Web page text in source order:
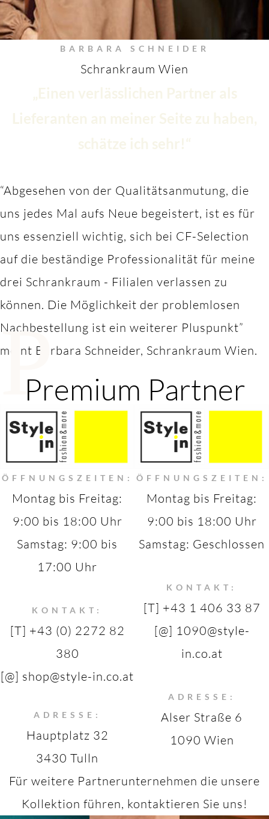
BARBARA SCHNEIDER
Schrankraum Wien
„Einen verlässlichen Partner als
Lieferanten an meiner Seite zu haben,
schätze ich sehr!“
“Abgesehen von der Qualitätsanmutung, die
uns jedes Mal aufs Neue begeistert, ist es für
uns essenziell wichtig, sich bei CF-Selection
auf die beständige Professionalität für meine
drei Schrankraum - Filialen verlassen zu
können. Die Möglichkeit der problemlosen
Nachbestellung ist ein weiterer Pluspunkt”
meint Barbara Schneider, Schrankraum Wien.
PPremium Partner
ÖFFNUNGSZEITEN:
Montag bis Freitag:
9:00 bis 18:00 Uhr
Samstag: 9:00 bis
17:00 Uhr
KONTAKT:
[T] +43 (0) 2272 82
380
[@] shop@style-in.co.at
ADRESSE:
Hauptplatz 32
3430 Tulln
ÖFFNUNGSZEITEN:
Montag bis Freitag:
9:00 bis 18:00 Uhr
Samstag: Geschlossen
KONTAKT:
[T] +43 1 406 33 87
[@] 1090@style-
in.co.at
ADRESSE:
Alser Straße 6
1090 Wien
Für weitere Partnerunternehmen die unsere
Kollektion führen, kontaktieren Sie uns!